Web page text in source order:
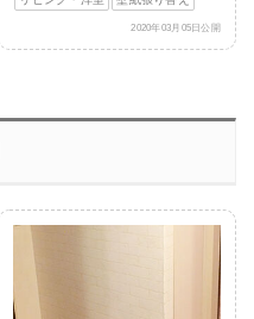
2020年03月05日公開